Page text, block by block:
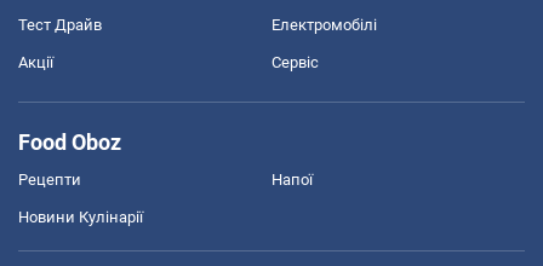
Тест Драйв Електромобілі
Акції Сервіс
Food Oboz
Рецепти Напої
Новини Кулінарії